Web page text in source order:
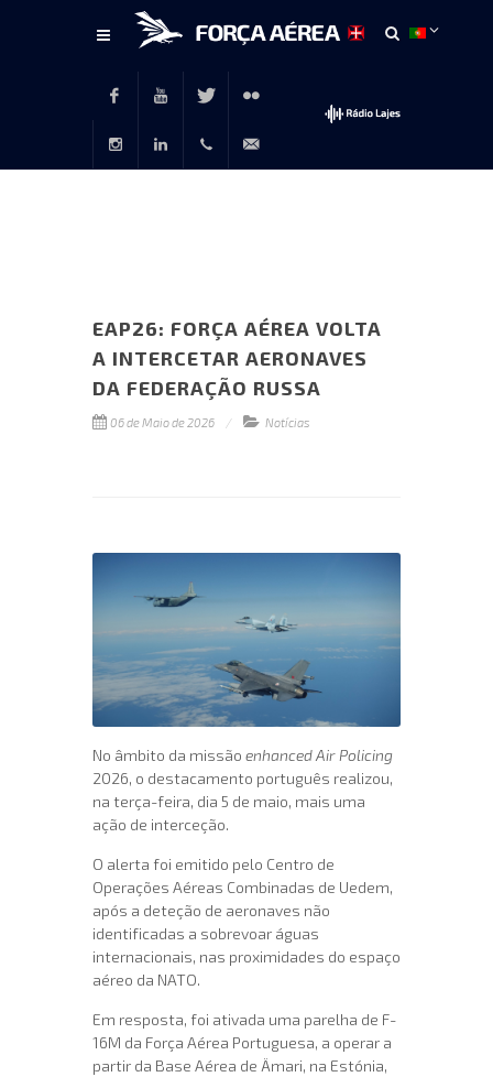
FacebookYoutubeTwitter Flickr
EAP26: FORÇA AÉREA VOLTA
A INTERCETAR AERONAVES
DA FEDERAÇÃO RUSSA
06 de Maio de 2026 Notícias
No âmbito da missão enhanced Air Policing
2026, o destacamento português realizou,
na terça-feira, dia 5 de maio, mais uma
ação de interceção.
O alerta foi emitido pelo Centro de
Operações Aéreas Combinadas de Uedem,
após a deteção de aeronaves não
identificadas a sobrevoar águas
internacionais, nas proximidades do espaço
aéreo da NATO.
Em resposta, foi ativada uma parelha de F-
16M da Força Aérea Portuguesa, a operar a
partir da Base Aérea de Ämari, na Estónia,